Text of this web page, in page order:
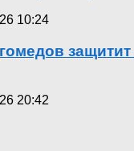
10:24
защитит
20:42